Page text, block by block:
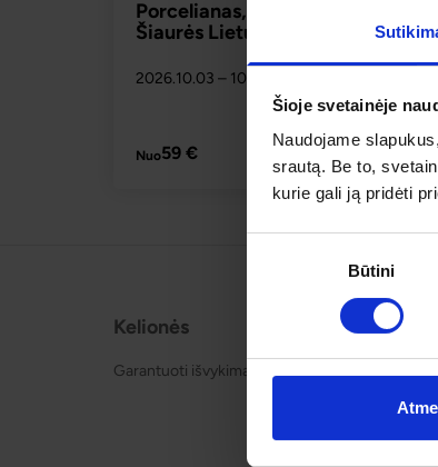
Šioje svetainėje
Naudojame
srautą. Be to,
kurie gali ją pridėti
Būtini
Porcelianas, menas ir dvarų
Šiaurės Lietuvoje
2026.10.03 – 10.03
Nuo59 €
Kelionės
Garantuoti išvykimai